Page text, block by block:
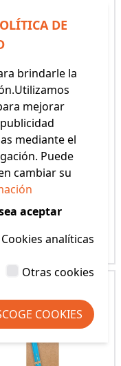
TIZAS MARCAR
(REF: H4250)
1,95€
Ver producto
DE
brindarle la
mejorar
mediante el
Puede
cambiar su
aceptar
Cookies analíticas
Otras cookies
COOKIES